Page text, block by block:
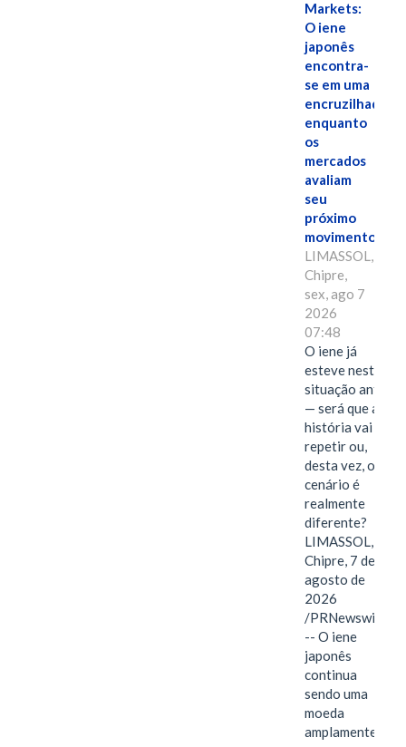
Markets:
O iene
japonês
encontra-
se em uma
encruzilhada
enquanto
os
mercados
avaliam
seu
próximo
movimento.
LIMASSOL,
Chipre,
sex, ago 7
2026
07:48
O iene já
esteve nesta
situação antes
— será que a
história vai se
repetir ou,
desta vez, o
cenário é
realmente
diferente?
LIMASSOL,
Chipre, 7 de
agosto de
2026
/PRNewswire/
-- O iene
japonês
continua
sendo uma
moeda
amplamente…